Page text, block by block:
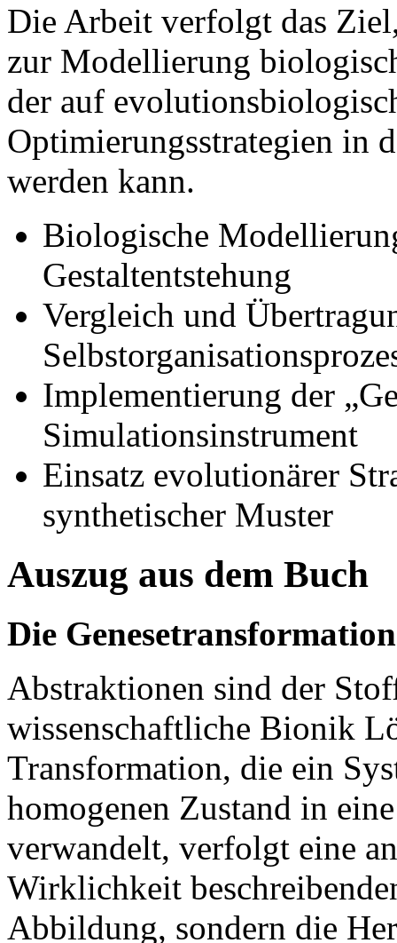
Die Arbeit verfolgt das
zur Modellierung
der auf
Optimierungsstrategien in
werden kann.
Biologische
Gestaltentstehung
Vergleich und
Implementierung der
Simulationsinstrument
Einsatz evolutionärer
synthetischer Muster
Auszug aus dem Buch
Die Genesetransformation
Abstraktionen sind der
wissenschaftliche Bionik
Transformation, die ein
homogenen Zustand in
verwandelt, verfolgt eine
Wirklichkeit
Abbildung, sondern die